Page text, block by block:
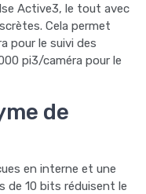
Active3, le tout avec
Cela permet
pour le suivi des
pi3/caméra pour le
de
en interne et une
de 10 bits réduisent le